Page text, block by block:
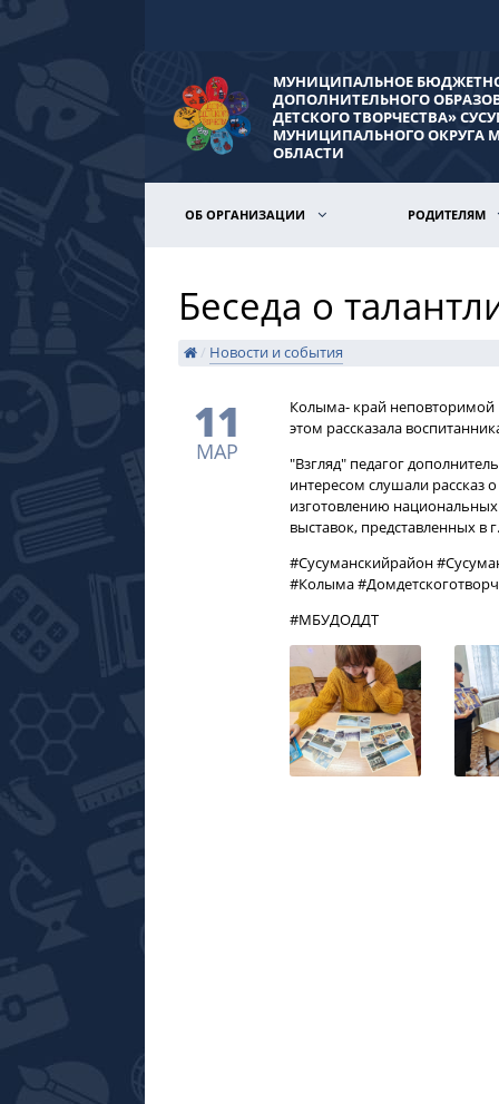
МУНИЦИПАЛЬНОЕ
ДОПОЛНИТЕЛЬНОГО
ДЕТСКОГО ТВОРЧЕСТВА»
МУНИЦИПАЛЬНОГО ОКРУГА
ОБЛАСТИ
ОБ ОРГАНИЗАЦИИ РОДИТЕЛЯМ
Беседа о
/ Новости и события
11
МАР
​Колыма- край неповторимой
этом рассказала
"Взгляд" педагог
интересом слушали рассказ
изготовлению
выставок, представленных в
#Сусуманскийрайон
#Колыма
#МБУДОДДТ